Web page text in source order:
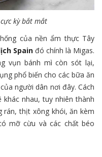
kỳ bắt mắt
của nền ẩm thực Tây
Spain đó chính là Migas.
vụn bánh mì còn sót lại,
phổ biến cho các bữa ăn
người dân nơi đây. Cách
nhau, tuy nhiên thành
rán, thịt xông khói, ăn kèm
mỡ cừu và các chất béo